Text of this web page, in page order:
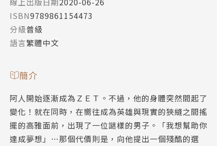
ISBN9789861154473
分級普級
語言繁體中文
簡介
阿人開始逐漸成為ＺＥＴ。不過，他的身體突然間起了
變化！就在同時，在嚮往成為英雄與現實的狹縫之間搖
擺的高雅面前，出現了一位謎樣的男子。「我想幫助你
達成夢想」…那個代價則是，向他提出一個殘酷的選